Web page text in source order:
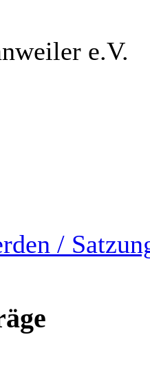
e.V.
/